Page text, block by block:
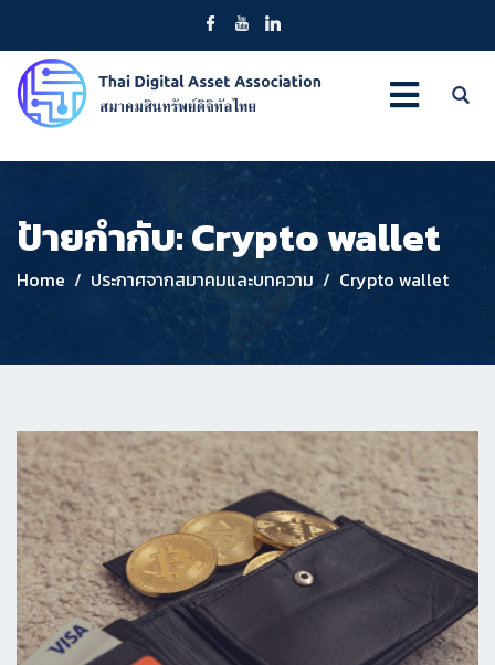
ป้ายกำกับ:Crypto wallet
Home ประกาศจากสมาคมและบทความ Crypto wallet